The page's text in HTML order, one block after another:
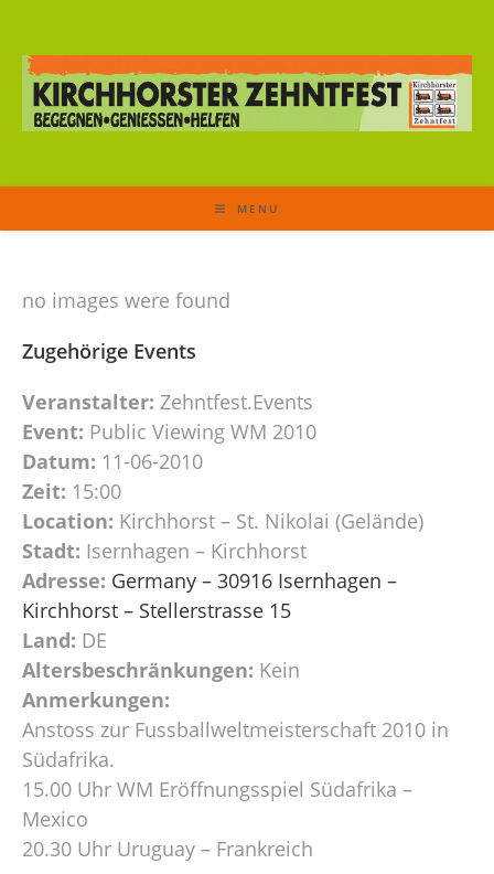
MENU
no images were found
Zugehörige Events
Veranstalter: Zehntfest.Events
Event: Public Viewing WM 2010
Datum: 11-06-2010
Zeit: 15:00
Location: Kirchhorst – St. Nikolai (Gelände)
Stadt: Isernhagen – Kirchhorst
Adresse: Germany – 30916 Isernhagen –
Kirchhorst – Stellerstrasse 15
Land: DE
Altersbeschränkungen: Kein
Anmerkungen:
Anstoss zur Fussballweltmeisterschaft 2010 in
Südafrika.
15.00 Uhr WM Eröffnungsspiel Südafrika –
Mexico
20.30 Uhr Uruguay – Frankreich